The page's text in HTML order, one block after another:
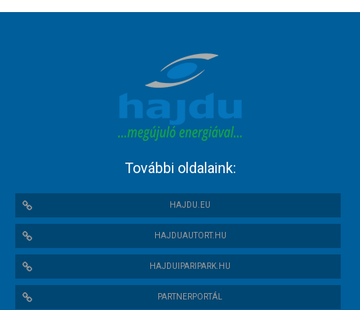
További oldalaink:
HAJDU.EU
HAJDUAUTORT.HU
HAJDUIPARIPARK.HU
PARTNERPORTÁL